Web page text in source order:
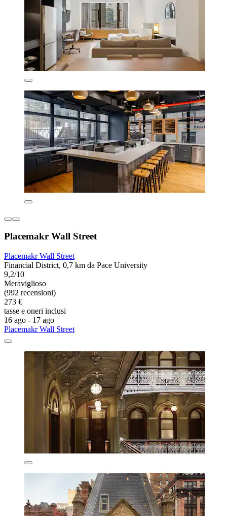
Placemakr Wall Street
Placemakr Wall Street
Financial District, 0,7 km da Pace University
9,2/10
Meraviglioso
(992 recensioni)
273 €
tasse e oneri inclusi
16 ago - 17 ago
Placemakr Wall Street